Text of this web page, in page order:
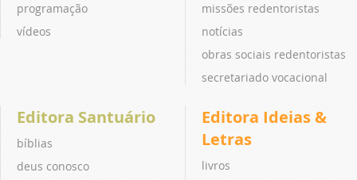
programação
vídeos
missões redentoristas
notícias
obras sociais redentoristas
secretariado vocacional
Editora Santuário
bíblias
deus conosco
Editora Ideias &
Letras
livros